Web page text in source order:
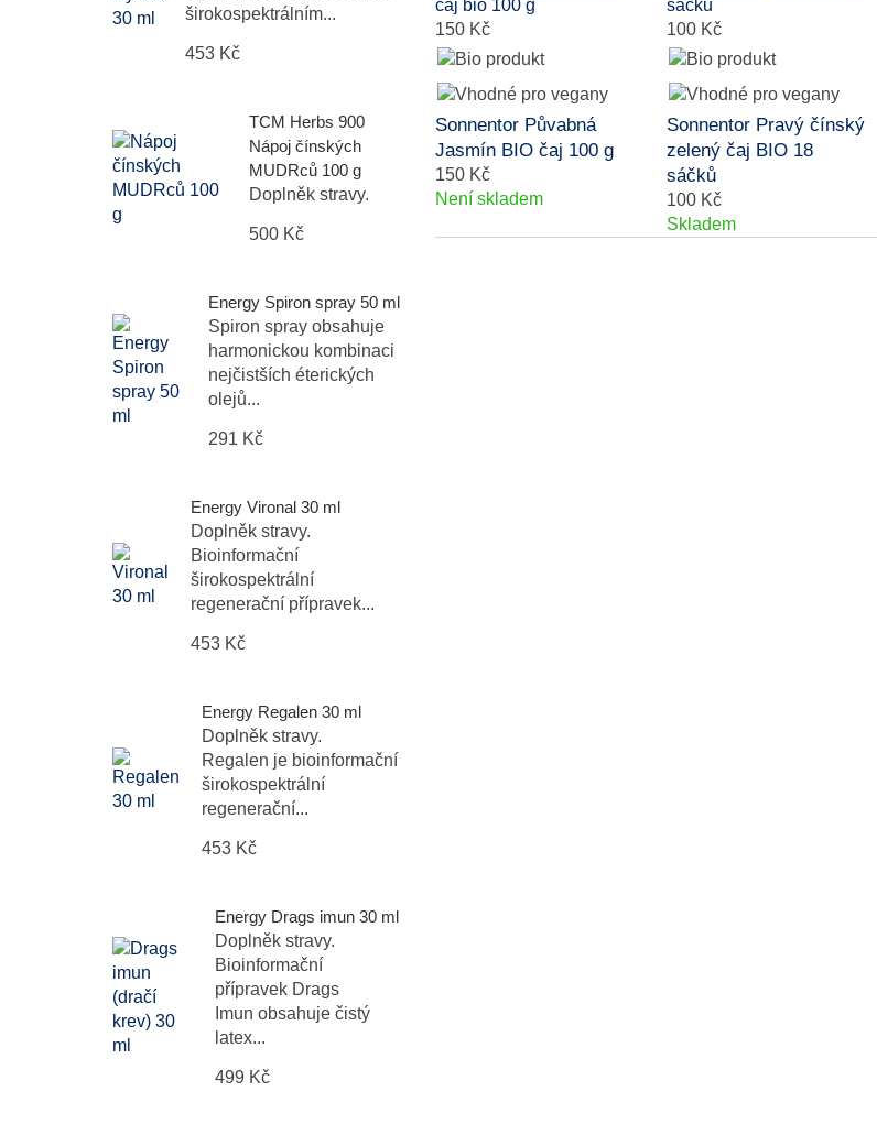
širokospektrálním...
453 Kč
TCM Herbs 900
Nápoj čínských
MUDRců 100 g
Doplněk stravy.
500 Kč
Energy Spiron spray 50 ml
Spiron spray obsahuje
harmonickou kombinaci
nejčistších éterických
olejů...
291 Kč
Energy Vironal 30 ml
Doplněk stravy.
Bioinformační
širokospektrální
regenerační přípravek...
453 Kč
Energy Regalen 30 ml
Doplněk stravy.
Regalen je bioinformační
širokospektrální
regenerační...
453 Kč
Energy Drags imun 30 ml
Doplněk stravy.
Bioinformační
přípravek Drags
Imun obsahuje čistý
latex...
499 Kč
150 Kč
Sonnentor Půvabná
Jasmín BIO čaj 100 g
150 Kč
Není skladem
100 Kč
Sonnentor Pravý čínský
zelený čaj BIO 18
sáčků
100 Kč
Skladem